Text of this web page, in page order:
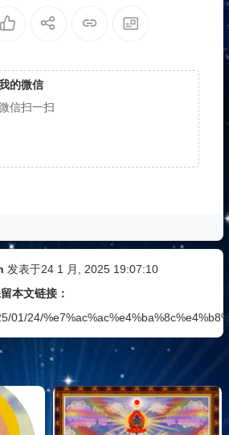
的微信
信扫一扫
发表于24 1 月, 2025 19:07:10
本文链接：
01/24/